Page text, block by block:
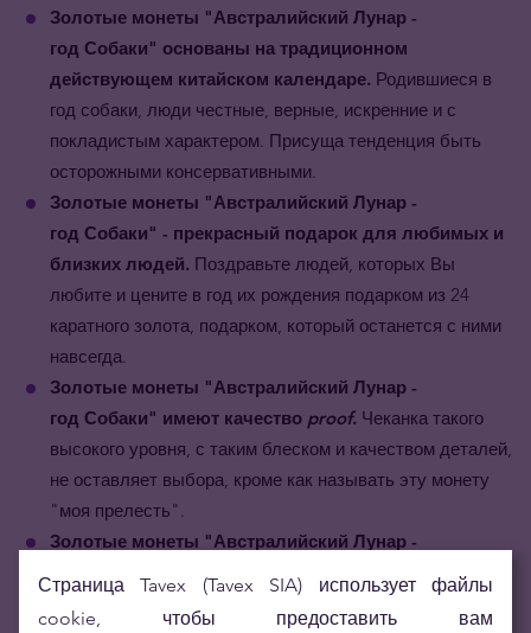
Золотые монеты "Австралийский Лунар -
год Собаки" основаны на традиционном
действующем китайском календаре. Родившиеся в
год собаки, люди честные, верные, искренние и с
покладистым характером. Присуща тенденция быть
осторожными консервативными.
Золотые монеты "Австралийский Лунар -
год Собаки" - прекрасный подарок для любимых и
близких людей. Поздравьте людей, которых Вы
любите и цените в год их рождения подарком из 24
каратного золота, подарком, который останется с ними
навсегда.
Золотые монеты "Австралийский Лунар -
год Собаки" имеют качество proof. Чеканка такого
высокого уровня, с таким блеском и качеством деталей,
не оставляет выбора, кроме как называть эту монету
"моя прелесть".
Золотые монеты "Австралийский Лунар -
популярны среди
коллекционеров.Дизайн собаки, изменяющийся
Страница Tavex (Tavex SIA) использует файлы
cookie, чтобы предоставить вам